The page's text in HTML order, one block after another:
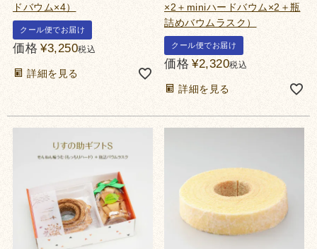
ドバウム×4）
クール便でお届け
価格 ¥3,250税込
詳細を見る
×2＋miniハードバウム×2＋瓶
詰めバウムラスク）
クール便でお届け
価格 ¥2,320税込
詳細を見る